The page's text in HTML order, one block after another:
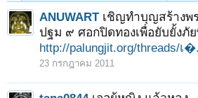
ANUWART เชิญทำบุญสร้างพ
ปฐม ๙ ศอกปิดทองเพื่อยับยั้งภั
http://palungjit.org/threads/เ
23 กรกฎาคม 2011